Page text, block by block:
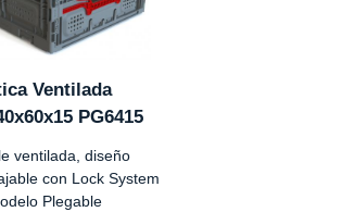
Ventilada
PG6415
ventilada, diseño
con Lock System
Plegable